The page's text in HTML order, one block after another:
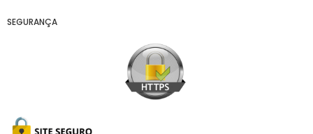
SEGURANÇA